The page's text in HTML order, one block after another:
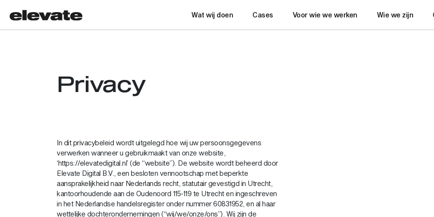
Wat wij doen Cases Voor wie we werken Wie we zijn
Privacy
In dit privacybeleid wordt uitgelegd hoe wij uw persoonsgegevens
verwerken wanneer u gebruikmaakt van onze website,
‘https://elevatedigital.nl’ (de “website”). De website wordt beheerd door
Elevate Digital B.V., een besloten vennootschap met beperkte
aansprakelijkheid naar Nederlands recht, statutair gevestigd in Utrecht,
kantoorhoudende aan de Oudenoord 115-119 te Utrecht en ingeschreven
in het Nederlandse handelsregister onder nummer 60831952, en al haar
wettelijke dochterondernemingen (“wij/we/onze/ons”). Wij zijn de